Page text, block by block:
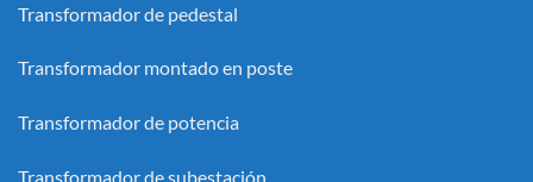
Transformador de pedestal
Transformador montado en poste
Transformador de potencia
Transformador de subestación